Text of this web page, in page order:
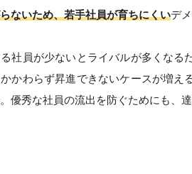
ないため、若手社員が育ちにくいデ
社員が少ないとライバルが多くな
かわらず昇進できないケースが増
優秀な社員の流出を防ぐためにも、